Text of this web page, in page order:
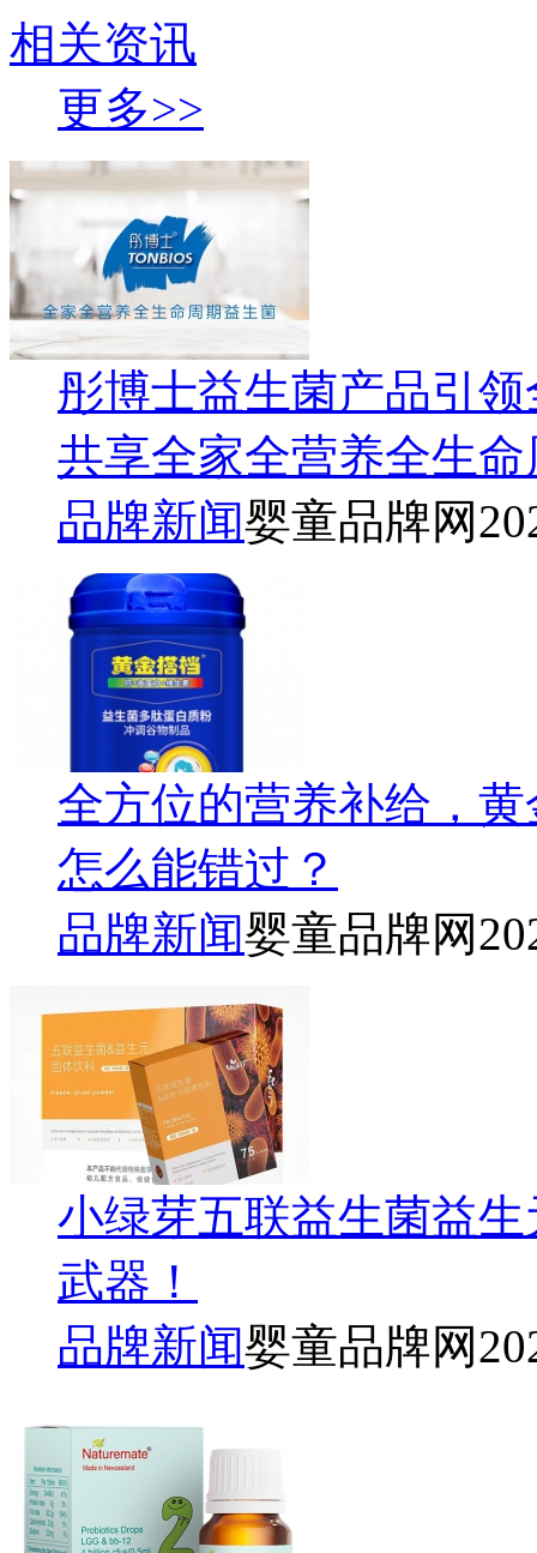
相关资讯
更多>>
彤博士益生菌产品引
共享全家全营养全生
品牌新闻婴童品牌网
全方位的营养补给，
怎么能错过？
品牌新闻婴童品牌网
小绿芽五联益生菌益
武器！
品牌新闻婴童品牌网